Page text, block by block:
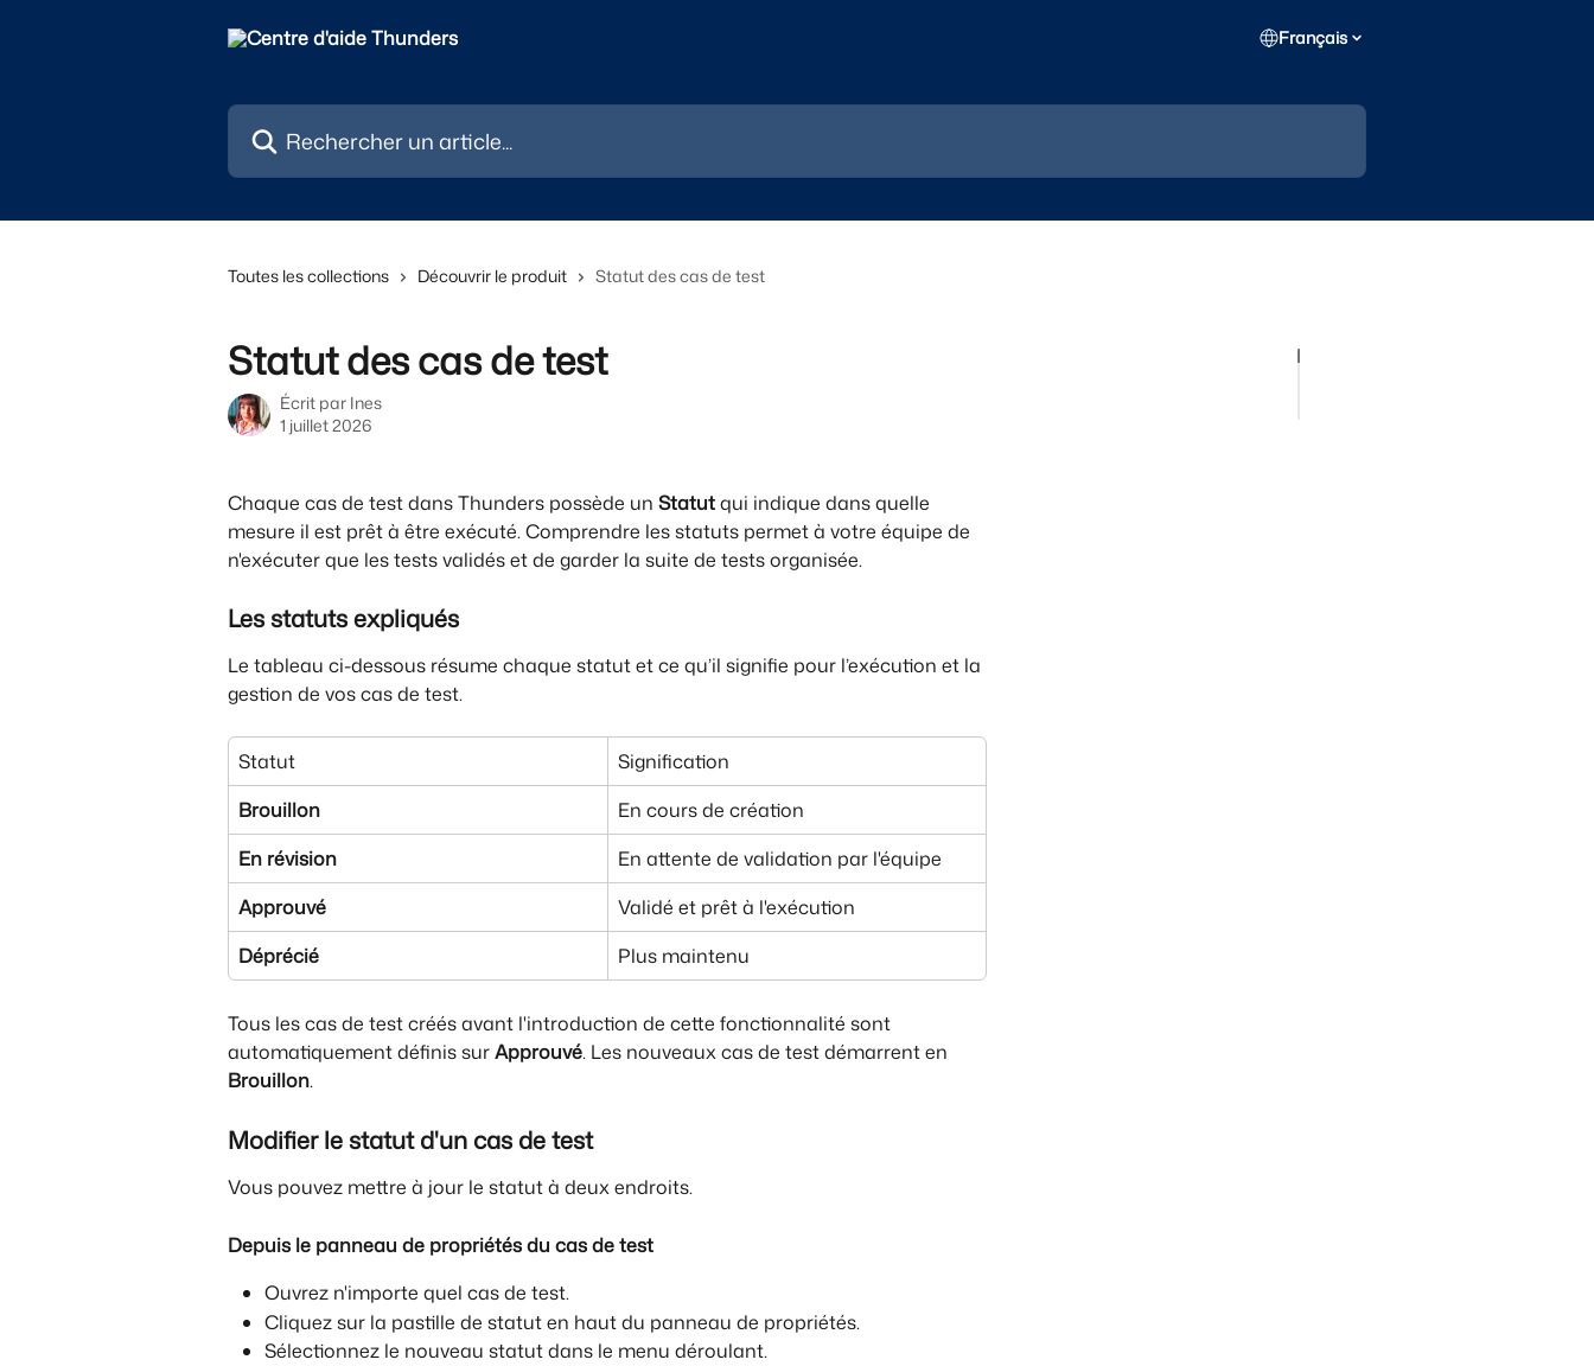
Français
Rechercher un article...
Toutes les collections Découvrir le produit Statut des cas de test
Statut des cas de test
Écrit par Ines
1 juillet 2026
Chaque cas de test dans Thunders possède un Statut qui indique dans quelle
mesure il est prêt à être exécuté. Comprendre les statuts permet à votre équipe de
n'exécuter que les tests validés et de garder la suite de tests organisée.
Les statuts expliqués
Le tableau ci-dessous résume chaque statut et ce qu’il signifie pour l’exécution et la
gestion de vos cas de test.
Statut
Signification
Brouillon
En cours de création
En révision
En attente de validation par l'équipe
Approuvé
Validé et prêt à l'exécution
Déprécié
Plus maintenu
Tous les cas de test créés avant l'introduction de cette fonctionnalité sont
automatiquement définis sur Approuvé. Les nouveaux cas de test démarrent en
Brouillon.
Modifier le statut d'un cas de test
Vous pouvez mettre à jour le statut à deux endroits.
Depuis le panneau de propriétés du cas de test
Ouvrez n'importe quel cas de test.
Cliquez sur la pastille de statut en haut du panneau de propriétés.
Sélectionnez le nouveau statut dans le menu déroulant.